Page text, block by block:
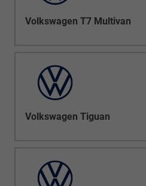
Volkswagen T7 Multivan
Volkswagen Tiguan